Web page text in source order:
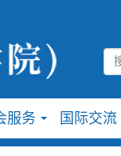
服务 国际交流